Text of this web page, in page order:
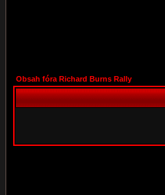
Obsah fóra Richard Burns Rally